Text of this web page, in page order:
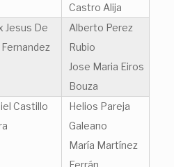
Castro Alija
Jesus De
Fernandez
Alberto Perez
Rubio
Jose Maria Eiros
Bouza
Castillo
Helios Pareja
Galeano
María Martínez
Ferrán